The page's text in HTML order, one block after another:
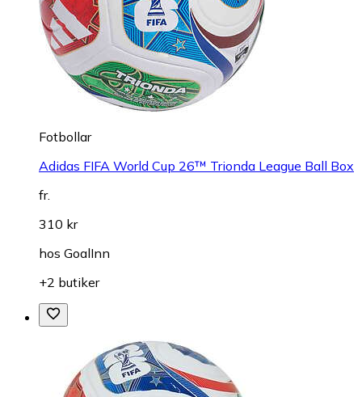
Fotbollar
Adidas FIFA World Cup 26™ Trionda League Ball Box
fr.
310 kr
hos GoalInn
+2 butiker